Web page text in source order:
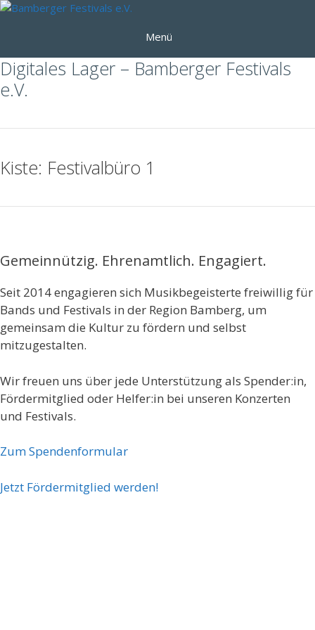
Zum
Menü
Digitales Lager – Bamberger Festivals
e.V.
Kiste: Festivalbüro 1
Gemeinnützig. Ehrenamtlich. Engagiert.
Seit 2014 engagieren sich Musikbegeisterte freiwillig für
Bands und Festivals in der Region Bamberg, um
gemeinsam die Kultur zu fördern und selbst
mitzugestalten.
Wir freuen uns über jede Unterstützung als Spender:in,
Fördermitglied oder Helfer:in bei unseren Konzerten
und Festivals.
Zum Spendenformular
Jetzt Fördermitglied werden!